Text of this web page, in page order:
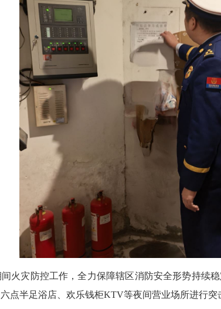
灾防控工作，全力保障辖区消防安全形势持续
点半足浴店、欢乐钱柜KTV等夜间营业场所进行突